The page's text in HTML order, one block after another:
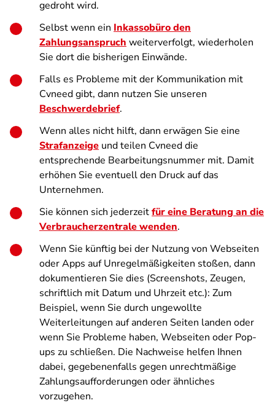
gedroht wird.
Selbst wenn ein Inkassobüro den
Zahlungsanspruch weiterverfolgt, wiederholen
Sie dort die bisherigen Einwände.
Falls es Probleme mit der Kommunikation mit
Cvneed gibt, dann nutzen Sie unseren
Beschwerdebrief.
Wenn alles nicht hilft, dann erwägen Sie eine
Strafanzeige und teilen Cvneed die
entsprechende Bearbeitungsnummer mit. Damit
erhöhen Sie eventuell den Druck auf das
Unternehmen.
Sie können sich jederzeitfür eine Beratung an die
Verbraucherzentrale wenden.
Wenn Sie künftig bei der Nutzung von Webseiten
oder Apps auf Unregelmäßigkeiten stoßen, dann
dokumentieren Sie dies (Screenshots, Zeugen,
schriftlich mit Datum und Uhrzeit etc.): Zum
Beispiel, wenn Sie durch ungewollte
Weiterleitungen auf anderen Seiten landen oder
wenn Sie Probleme haben, Webseiten oder Pop-
ups zu schließen. Die Nachweise helfen Ihnen
dabei, gegebenenfalls gegen unrechtmäßige
Zahlungsaufforderungen oder ähnliches
vorzugehen.